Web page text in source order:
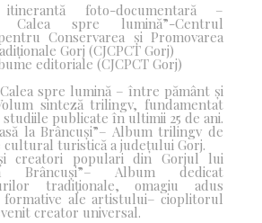
itinerantă foto-documentară –
Calea spre lumină”-Centrul
Conservarea și Promovarea
Gorj (CJCPCT Gorj)
editoriale (CJCPCT Gorj)
Calea spre lumină – între pământ și
sinteză trilingv, fundamentat
publicate în ultimii 25 de ani.
la Brâncuși”– Album trilingv de
cultural turistică ajudețului Gorj.
creatori populari din Gorjul lui
Brâncuși”– Album dedicat
tradiționale, omagiu adus
formative ale artistului– cioplitorul
creator universal.